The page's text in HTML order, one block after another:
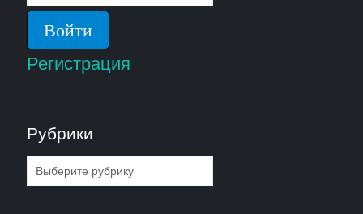
Регистрация
Рубрики
Рубрики